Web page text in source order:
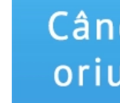
Folosind site-ul
cookie-uri